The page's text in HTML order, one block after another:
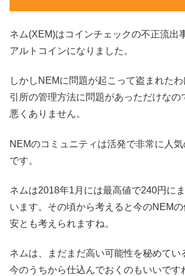
ネム(XEM)はコインチェックの不正流出
アルトコインになりました。
しかしNEMに問題が起こって盗まれた
引所の管理方法に問題があっただけなの
悪くありません。
NEMのコミュニティは活発で非常に人
です。
ネムは2018年1月には最高値で240円に
います。その頃から考えると今のNEM
安とも考えられますね。
ネムは、まだまだ高い可能性を秘めてい
今のうちから仕込んでおくのもいいです